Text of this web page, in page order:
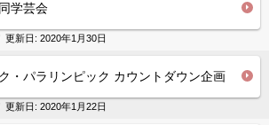
学芸会
更新日: 2020年1月30日
・パラリンピック カウントダウン企画
更新日: 2020年1月22日